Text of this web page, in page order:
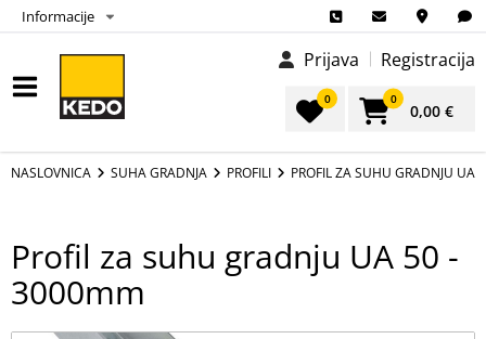
Informacije
Prijava Registracija
0 0
0,00 €
NASLOVNICA SUHA GRADNJA PROFILI PROFIL ZA SUHU GRADNJU UA
Profil za suhu gradnju UA 50 -
3000mm